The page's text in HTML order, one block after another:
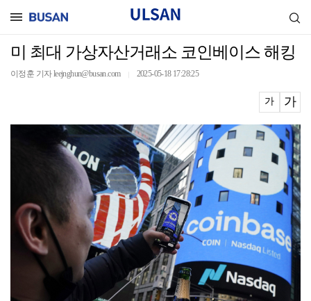
미 최대 가상자산거래소 코인베이스 해킹
이정훈 기자 leejnghun@busan.com 2025-05-18 17:28:25
가 가